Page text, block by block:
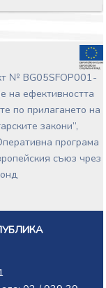
№ BG05SFOP001-
на ефективността
по прилагането на
закони”,
програма
съюз чрез